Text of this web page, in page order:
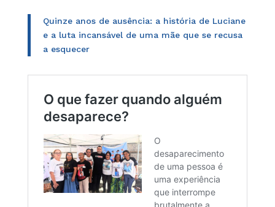
Quinze anos de ausência: a história de Luciane
e a luta incansável de uma mãe que se recusa
a esquecer